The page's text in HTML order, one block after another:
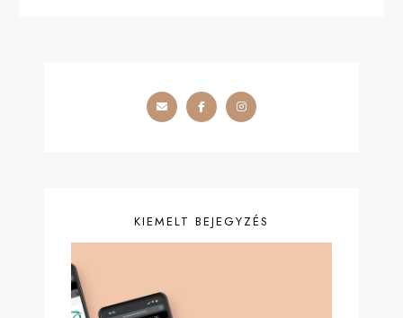
KIEMELT BEJEGYZÉS